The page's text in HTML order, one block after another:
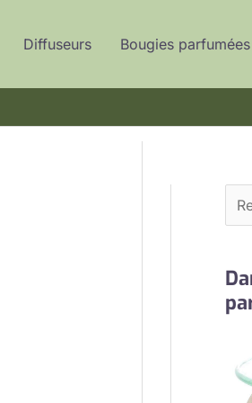
Diffuseurs Bougies parfumées
e
e
c
r